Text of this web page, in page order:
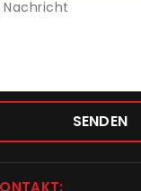
SENDEN